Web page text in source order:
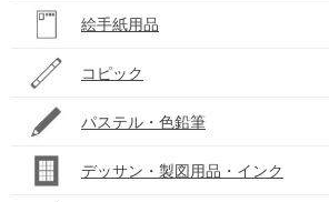
絵手紙用品
コピック
パステル・色鉛筆
デッサン・製図用品・インク